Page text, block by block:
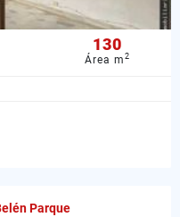
130
Área m2
Parque